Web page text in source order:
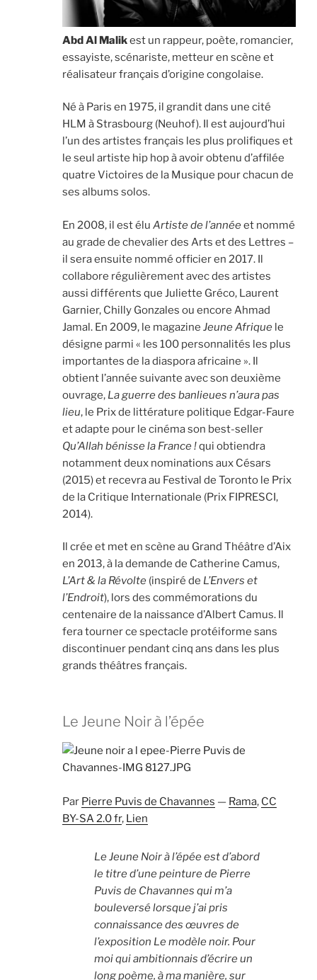
Abd Al Malikest un rappeur, poète, romancier,
essayiste, scénariste, metteur en scène et
réalisateur français d’origine congolaise.
Né à Paris en 1975, il grandit dans une cité
HLM à Strasbourg (Neuhof). Il est aujourd’hui
l’un des artistes français les plus prolifiques et
le seul artiste hip hop à avoir obtenu d’affilée
quatre Victoires de la Musique pour chacun de
ses albums solos.
En 2008, il est éluArtiste de l’annéeet nommé
au grade de chevalier des Arts et des Lettres –
il sera ensuite nommé officier en 2017. Il
collabore régulièrement avec des artistes
aussi différents que Juliette Gréco, Laurent
Garnier, Chilly Gonzales ou encore Ahmad
Jamal. En 2009, le magazineJeune Afrique le
désigne parmi « les 100 personnalités les plus
importantes de la diaspora africaine ». Il
obtient l’année suivante avec son deuxième
ouvrage, La guerre des banlieues n’aura pas
lieu, le Prix de littérature politique Edgar-Faure
et adapte pour le cinéma son best-seller
Qu’Allah bénisse la France !qui obtiendra
notamment deux nominations aux Césars
(2015) et recevra au Festival de Toronto le Prix
de la Critique Internationale (Prix FIPRESCI,
2014).
Il crée et met en scène au Grand Théâtre d’Aix
en 2013, à la demande de Catherine Camus,
L’Art & la Révolte (inspiré de L’Envers et
l’Endroit), lors des commémorations du
centenaire de la naissance d’Albert Camus. Il
fera tourner ce spectacle protéiforme sans
discontinuer pendant cinq ans dans les plus
grands théâtres français.
Le Jeune Noir à l’épée
Par Pierre Puvis de Chavannes — Rama, CC
BY-SA 2.0 fr, Lien
LeJeune Noir à l’épéeest d’abord
le titre d’une peinture de Pierre
Puvis de Chavannes qui m’a
bouleversé lorsque j’ai pris
connaissance des œuvres de
l’exposition Le modèle noir. Pour
moi qui ambitionnais d’écrire un
long poème, à ma manière, sur